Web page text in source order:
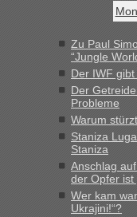
buchbar - warum auch
Hab´s versucht -
Strecke fahren wir
MHG1023 inBerichte
die Ukraine
„Man sollte aber
LeoExpress ist - und
Fahrkarten kaufen.
Verbindung von
Zu Paul
“Jungle
Der IWF
Der
Probleme
Warum
Staniza
Staniza
Anschlag
der Opfer ist
Wer kam
Ukrajini!“?